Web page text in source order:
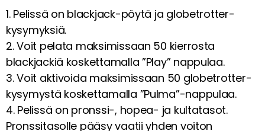
1. Pelissä on blackjack-pöytä ja globetrotter-
kysymyksiä.
2. Voit pelata maksimissaan 50 kierrosta
blackjackiä koskettamalla ”Play” nappulaa.
3. Voit aktivoida maksimissaan 50 globetrotter-
kysymystä koskettamalla ”Pulma”-nappulaa.
4. Pelissä on pronssi-, hopea- ja kultatasot.
Pronssitasolle pääsy vaatii yhden voiton